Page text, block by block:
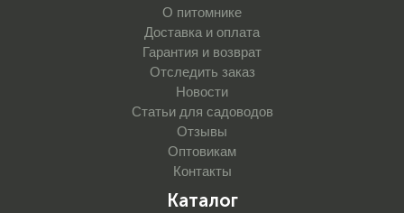
О питомнике
Доставка и оплата
Гарантия и возврат
Отследить заказ
Новости
Статьи для садоводов
Отзывы
Оптовикам
Контакты
Каталог